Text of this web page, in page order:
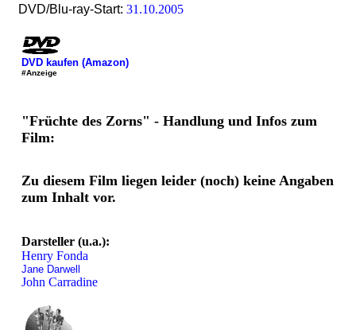
DVD/Blu-ray-Start: 31.10.2005
DVD kaufen (Amazon)
#Anzeige
"Früchte des Zorns" - Handlung und Infos zum
Film:
Zu diesem Film liegen leider (noch) keine Angaben
zum Inhalt vor.
Darsteller (u.a.):
Henry Fonda
Jane Darwell
John Carradine